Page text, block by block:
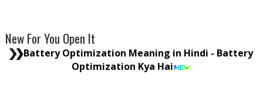
New For You Open It
Battery Optimization Meaning in Hindi - Battery
Optimization Kya Hai